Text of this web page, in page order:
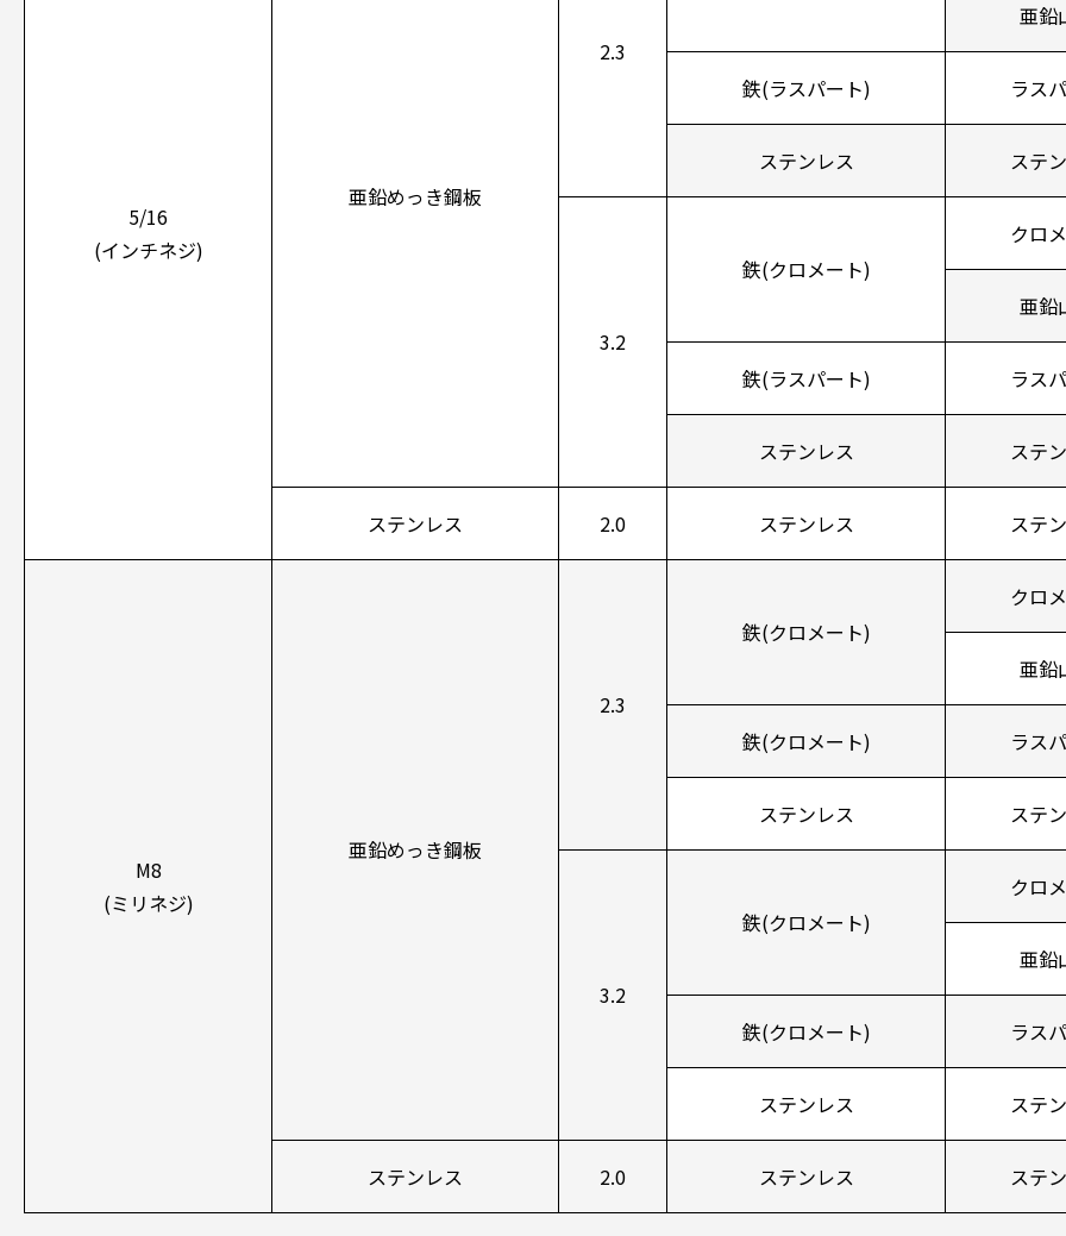
5/16
(インチネジ)
亜鉛めっき鋼板
2.3
亜鉛
鉄(ラスパート) ラス
ステンレス ステ
3.2
鉄(クロメート)
クロ
亜鉛
鉄(ラスパート) ラス
ステンレス ステ
ステンレス 2.0 ステンレス ステ
M8
(ミリネジ)
亜鉛めっき鋼板
2.3
鉄(クロメート)
クロ
亜鉛
鉄(クロメート) ラス
ステンレス ステ
3.2
鉄(クロメート)
クロ
亜鉛
鉄(クロメート) ラス
ステンレス ステ
ステンレス 2.0 ステンレス ステ